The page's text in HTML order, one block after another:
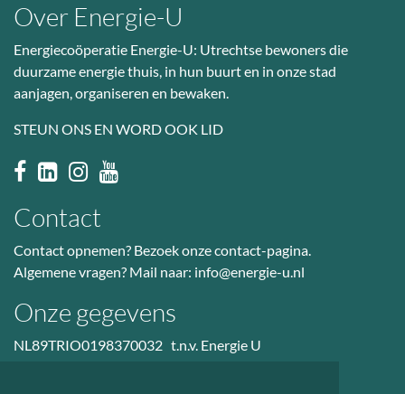
Over Energie-U
Energiecoöperatie Energie-U: Utrechtse bewoners die
duurzame energie thuis, in hun buurt en in onze stad
aanjagen, organiseren en bewaken.
STEUN ONS EN WORD OOK LID
Contact
Contact opnemen? Bezoekonze contact-pagina.
Algemene vragen? Mail naar: info@energie-u.nl
Onze gegevens
NL89TRIO0198370032 t.n.v. Energie U